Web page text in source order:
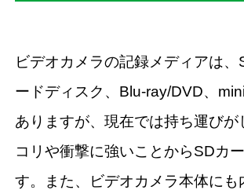
ビデオカメラの記録メディアは、
ードディスク、Blu-ray/DVD、
ありますが、現在では持ち運びが
コリや衝撃に強いことからSDカ
す。また、ビデオカメラ本体にも